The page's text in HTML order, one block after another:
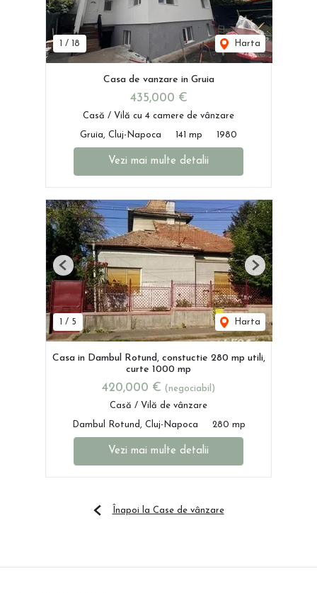
/ 18 Harta
Casa de vanzare in Gruia
435,000 €
Casă / Vilă cu 4 camere de vânzare
Gruia, Cluj-Napoca 141 mp 1980
Vezi mai multe detalii
1 / 5 Harta
Previous Next
Casa in Dambul Rotund, constuctie 280 mp utili,
curte 1000 mp
420,000 € (negociabil)
Casă / Vilă de vânzare
Dambul Rotund, Cluj-Napoca 280 mp
Vezi mai multe detalii
Înapoi la Case de vânzare